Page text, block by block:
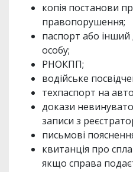
копія постанови
правопорушення;
паспорт або
особу;
РНОКПП;
водійське
техпаспорт на
докази
записи з
письмові
квитанція про
якщо справа